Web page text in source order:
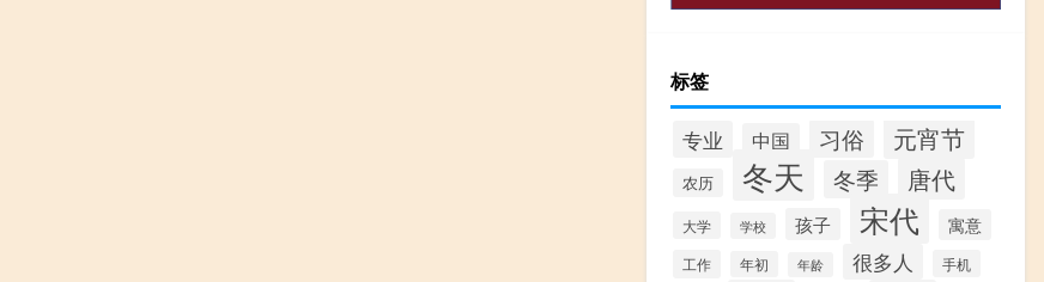
标签
专业 中国 习俗 元宵节
农历 冬天 冬季 唐代
大学 学校 孩子 宋代 寓意
工作 年初 年龄 很多人 手机